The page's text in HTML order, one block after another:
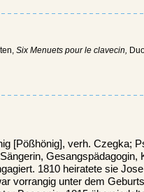
Six Menuets pour le clavecin,
[Pößhönig], verh. Czegka;
Gesangspädagogin,
1810 heiratete sie
vorrangig unter dem